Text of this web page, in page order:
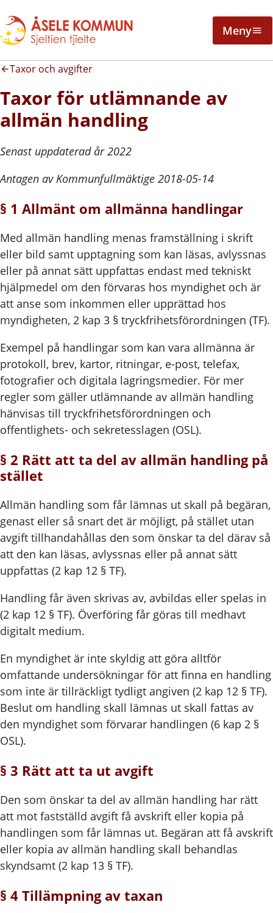
Meny
Taxor och avgifter
Taxor för utlämnande av
allmän handling
Senast uppdaterad år 2022
Antagen av Kommunfullmäktige 2018-05-14
§ 1 Allmänt om allmänna handlingar
Med allmän handling menas framställning i skrift
eller bild samt upptagning som kan läsas, avlyssnas
eller på annat sätt uppfattas endast med tekniskt
hjälpmedel om den förvaras hos myndighet och är
att anse som inkommen eller upprättad hos
myndigheten, 2 kap 3 § tryckfrihetsförordningen (TF).
Exempel på handlingar som kan vara allmänna är
protokoll, brev, kartor, ritningar, e-post, telefax,
fotografier och digitala lagringsmedier. För mer
regler som gäller utlämnande av allmän handling
hänvisas till tryckfrihetsförordningen och
offentlighets- och sekretesslagen (OSL).
§ 2 Rätt att ta del av allmän handling på
stället
Allmän handling som får lämnas ut skall på begäran,
genast eller så snart det är möjligt, på stället utan
avgift tillhandahållas den som önskar ta del därav så
att den kan läsas, avlyssnas eller på annat sätt
uppfattas (2 kap 12 § TF).
Handling får även skrivas av, avbildas eller spelas in
(2 kap 12 § TF). Överföring får göras till medhavt
digitalt medium.
En myndighet är inte skyldig att göra alltför
omfattande undersökningar för att finna en handling
som inte är tillräckligt tydligt angiven (2 kap 12 § TF).
Beslut om handling skall lämnas ut skall fattas av
den myndighet som förvarar handlingen (6 kap 2 §
OSL).
§ 3 Rätt att ta ut avgift
Den som önskar ta del av allmän handling har rätt
att mot fastställd avgift få avskrift eller kopia på
handlingen som får lämnas ut. Begäran att få avskrift
eller kopia av allmän handling skall behandlas
skyndsamt (2 kap 13 § TF).
§ 4 Tillämpning av taxan